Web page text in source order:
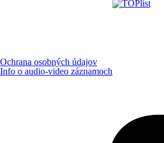
Ochrana osobných údajov
Info o audio-video záznamoch